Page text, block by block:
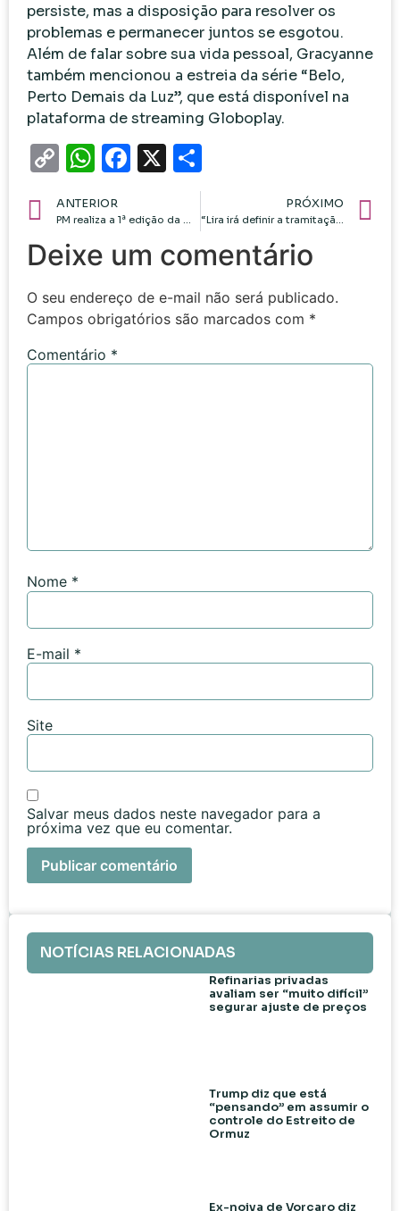
persiste, mas a disposição para resolver os
problemas e permanecer juntos se esgotou.
Além de falar sobre sua vida pessoal, Gracyanne
também mencionou a estreia da série “Belo,
Perto Demais da Luz”, que está disponível na
plataforma de streaming Globoplay.
CopyWhatsApp
Facebook
X
ANTERIOR PRÓXIMO
Deixe um comentário
O seu endereço de e-mail não será publicado.
Campos obrigatórios são marcados com *
Comentário *
Nome *
E-mail *
Site
Salvar meus dados neste navegador para a
próxima vez que eu comentar.
NOTÍCIAS RELACIONADAS
Refinarias privadas
avaliam ser “muito difícil”
segurar ajuste de preços
Trump diz que está
“pensando” em assumir o
controle do Estreito de
Ormuz
Ex-noiva de Vorcaro diz